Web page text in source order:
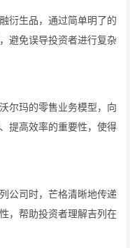
衍生品，通过简单明了的
避免误导投资者进行复杂
尔玛的零售业务模型，向
提高效率的重要性，使得
公司时，芒格清晰地传递
，帮助投资者理解吉列在